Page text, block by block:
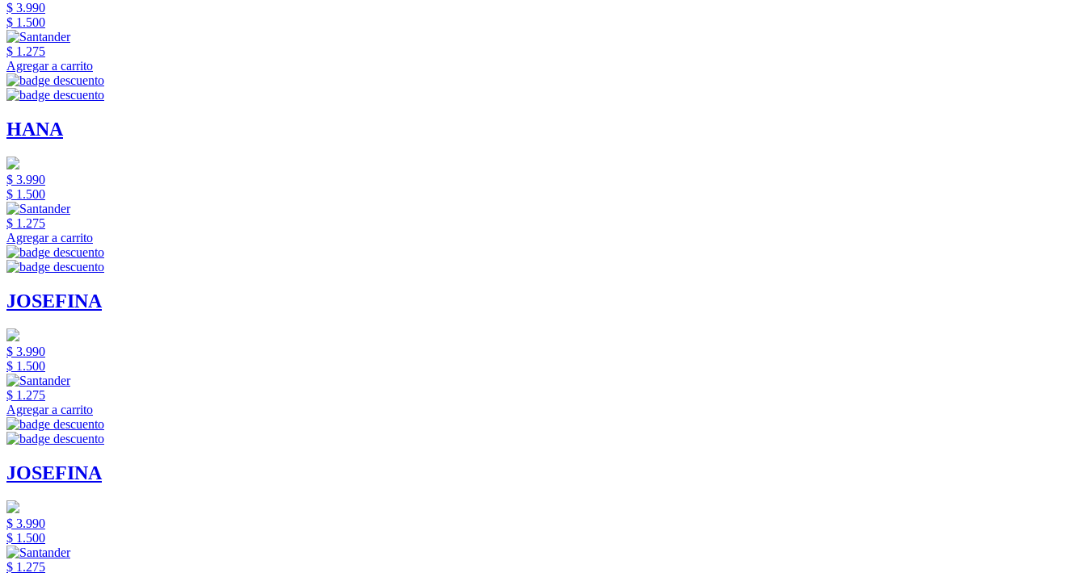
$ 3.990
$ 1.500
$ 1.275
Agregar a carrito
HANA
$ 3.990
$ 1.500
$ 1.275
Agregar a carrito
JOSEFINA
$ 3.990
$ 1.500
$ 1.275
Agregar a carrito
JOSEFINA
$ 3.990
$ 1.500
$ 1.275